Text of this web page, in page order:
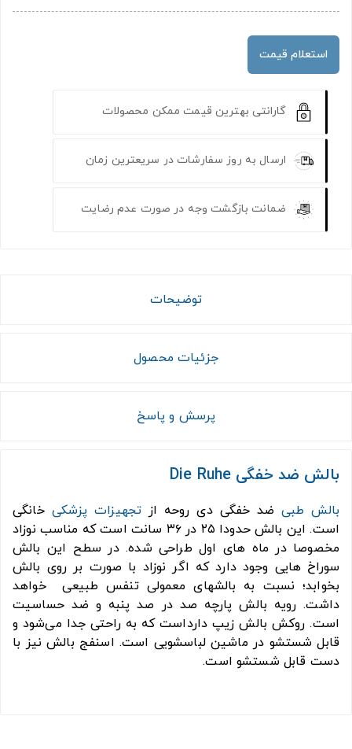
استعلام قیمت
گارانتی بهترین قیمت ممکن محصولات
ارسال به روز سفارشات در سریعترین زمان
ضمانت بازگشت وجه در صورت عدم رضایت
توضیحات
جزئیات محصول
پرسش و پاسخ
بالش ضد خفگی Die Ruhe
بالش طبیضد خفگی دی روحه از تجهیزات پزشکی خانگی
است. این بالش حدودا ۲۵ در ۳۶ سانت است که مناسب نوزاد
مخصوصا در ماه های اول طراحی شده. در سطح این بالش
سوراخ هایی وجود دارد که اگر نوزاد با صورت بر روی بالش
بخوابد؛ نسبت به بالشهای معمولی تنفس طبیعی خواهد
داشت. رویه بالش پارچه صد در صد پنبه و ضد حساسیت
است. روکش بالش زیپ دارداست که به راحتی جدا می‌شود و
قابل شستشو در ماشین لباسشویی است. اسنفج بالش نیز با
دست قابل شستشو است.